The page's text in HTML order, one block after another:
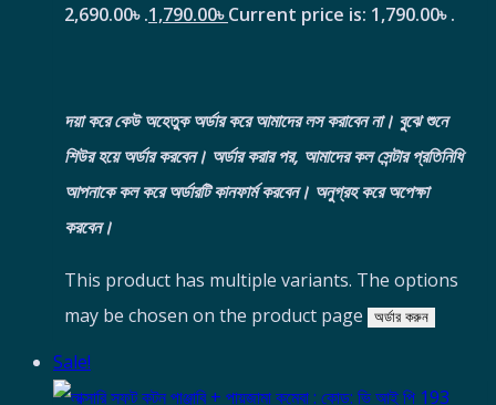
2,690.00৳ .1,790.00৳Current price is: 1,790.00৳ .
দয়া করে কেউ অহেতুক অর্ডার করে আমাদের লস করাবেন না। বুঝে শুনে
শিউর হয়ে অর্ডার করবেন। অর্ডার করার পর, আমাদের কল সেন্টার প্রতিনিধি
আপনাকে কল করে অর্ডারটি কানফার্ম করবেন। অনুগ্রহ করে অপেক্ষা
করবেন।
This product has multiple variants. The options
may be chosen on the product page
অর্ডার করুন
Sale!